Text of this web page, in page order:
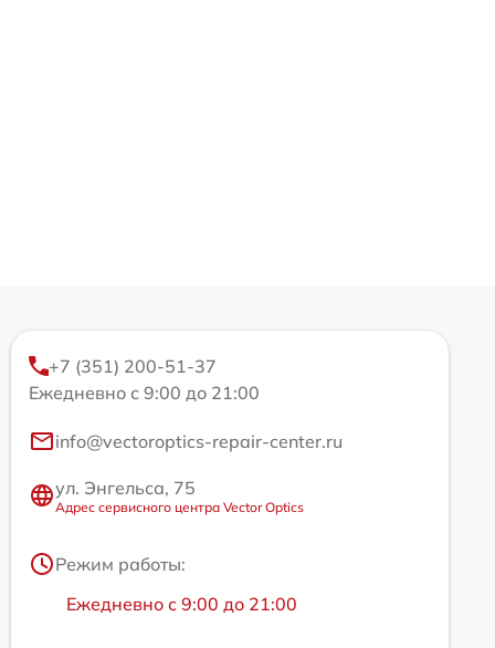
+7 (351) 200-51-37
Ежедневно с 9:00 до 21:00
info@vectoroptics-repair-center.ru
ул. Энгельса, 75
Адрес сервисного центра Vector Optics
Режим работы:
Ежедневно с 9:00 до 21:00